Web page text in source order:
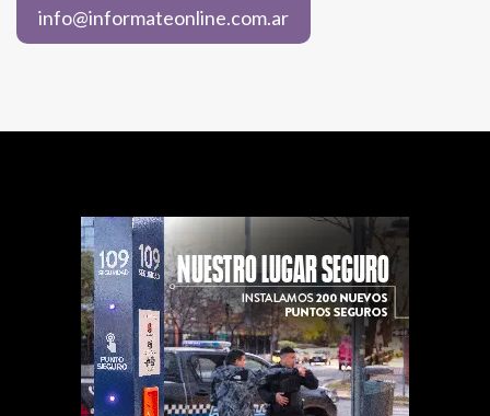
info@informateonline.com.ar